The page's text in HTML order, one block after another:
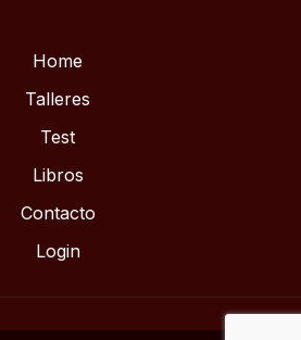
Home
Talleres
Test
Libros
Contacto
Login